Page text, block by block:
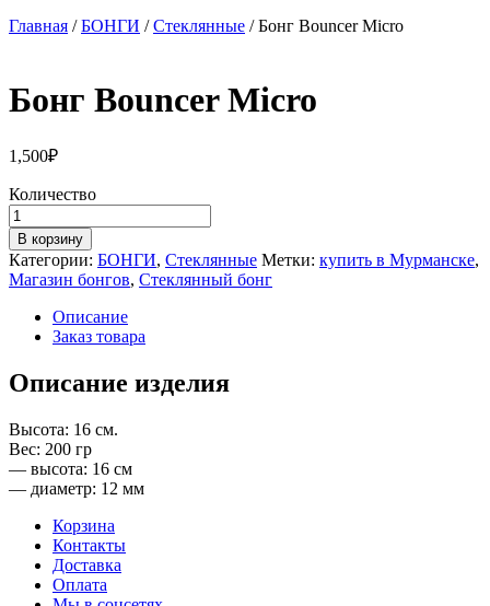
Главная /БОНГИ /Стеклянные / Бонг Bouncer Micro
Бонг Bouncer Micro
1,500₽
Количество
Количество
товара
Бонг
Bouncer
Micro
В корзину
Категории: БОНГИ, Стеклянные Метки: купить в Мурманске,
Магазин бонгов, Стеклянный бонг
Описание
Заказ товара
Описание изделия
Высота: 16 см.
Вес: 200 гр
— высота: 16 см
— диаметр: 12 мм
Корзина
Контакты
Доставка
Оплата